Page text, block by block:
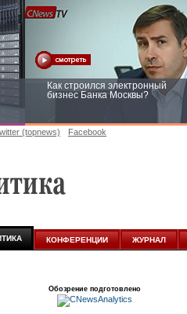
Как строился электронный
бизнес Банка Москвы?
(topnews) Facebook
КОНФЕРЕНЦИИ ЖУРНАЛ
Обозрение подготовлено